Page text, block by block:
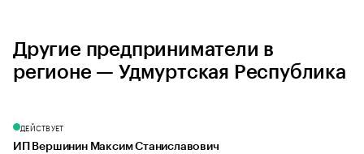
Другие предприниматели в
регионе — Удмуртская Республика
ДЕЙСТВУЕТ
ИП Вершинин Максим Станиславович